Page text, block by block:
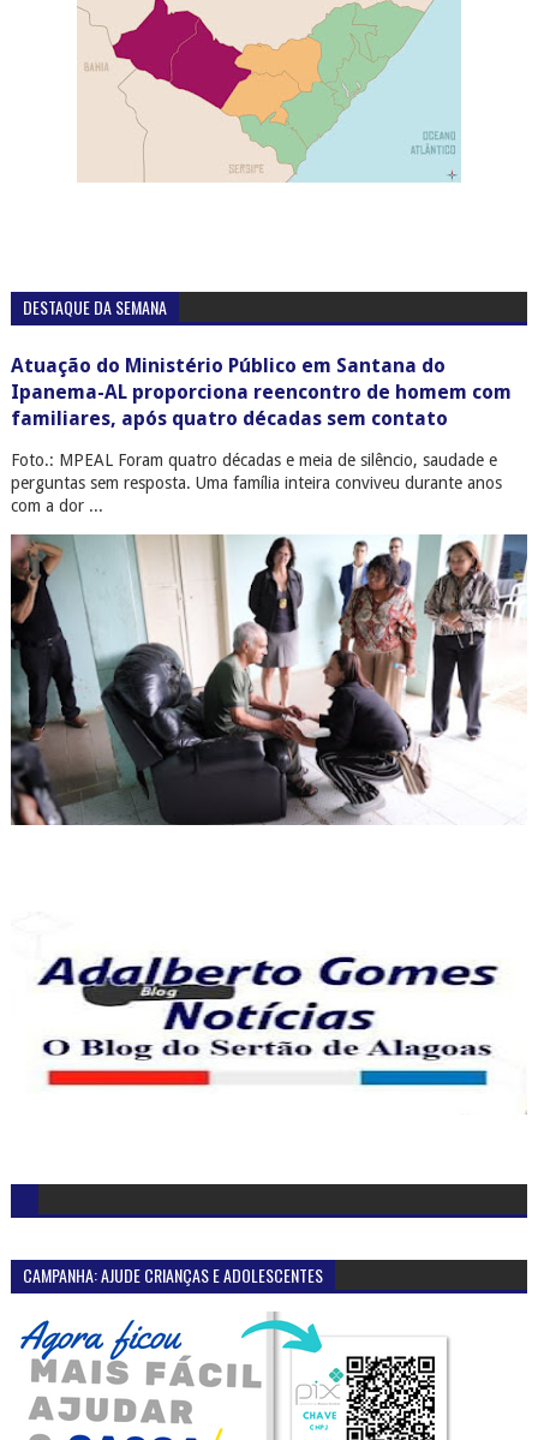
DESTAQUE DA SEMANA
Atuação do Ministério Público em Santana do
Ipanema-AL proporciona reencontro de homem com
familiares, após quatro décadas sem contato
Foto.: MPEAL Foram quatro décadas e meia de silêncio, saudade e
perguntas sem resposta. Uma família inteira conviveu durante anos
com a dor ...
CAMPANHA: AJUDE CRIANÇAS E ADOLESCENTES